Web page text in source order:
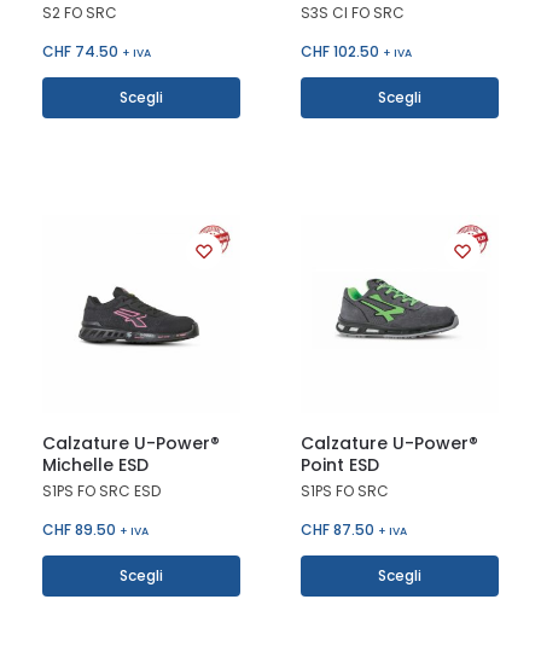
S2 FO SRC
CHF 74.50 + IVA
Scegli
S3S CI FO SRC
CHF102.50 + IVA
Scegli
Calzature U-Power®
Michelle ESD
S1PS FO SRC ESD
CHF89.50 + IVA
Scegli
Calzature U-Power®
Point ESD
S1PS FO SRC
CHF87.50 + IVA
Scegli